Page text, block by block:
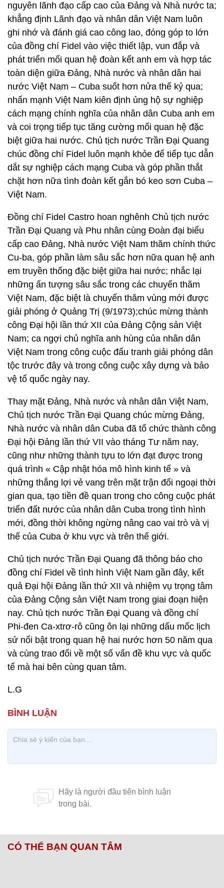
nguyên lãnh đạo cấp cao của Đảng và Nhà nước ta;
khẳng định Lãnh đạo và nhân dân Việt Nam luôn
ghi nhớ và đánh giá cao công lao, đóng góp to lớn
của đồng chí Fidel vào việc thiết lập, vun đắp và
phát triển mối quan hệ đoàn kết anh em và hợp tác
toàn diện giữa Đảng, Nhà nước và nhân dân hai
nước Việt Nam – Cuba suốt hơn nửa thế kỷ qua;
nhấn mạnh Việt Nam kiên định ủng hộ sự nghiệp
cách mạng chính nghĩa của nhân dân Cuba anh em
và coi trọng tiếp tục tăng cường mối quan hệ đặc
biệt giữa hai nước. Chủ tịch nước Trần Đại Quang
chúc đồng chí Fidel luôn mạnh khỏe để tiếp tục dẫn
dắt sự nghiệp cách mạng Cuba và góp phần thắt
chặt hơn nữa tình đoàn kết gắn bó keo sơn Cuba –
Việt Nam.
Đồng chí Fidel Castro hoan nghênh Chủ tịch nước
Trần Đại Quang và Phu nhân cùng Đoàn đại biểu
cấp cao Đảng, Nhà nước Việt Nam thăm chính thức
Cu-ba, góp phần làm sâu sắc hơn nữa quan hệ anh
em truyền thống đặc biệt giữa hai nước; nhắc lại
những ấn tượng sâu sắc trong các chuyến thăm
Việt Nam, đặc biệt là chuyến thăm vùng mới được
giải phóng ở Quảng Trị (9/1973);chúc mừng thành
công Đại hội lần thứ XII của Đảng Cộng sản Việt
Nam; ca ngợi chủ nghĩa anh hùng của nhân dân
Việt Nam trong công cuộc đấu tranh giải phóng dân
tộc trước đây và trong công cuộc xây dựng và bảo
vệ tổ quốc ngày nay.
Thay mặt Đảng, Nhà nước và nhân dân Việt Nam,
Chủ tịch nước Trần Đại Quang chúc mừng Đảng,
Nhà nước và nhân dân Cuba đã tổ chức thành công
Đại hội Đảng lần thứ VII vào tháng Tư năm nay,
cũng như những thành tựu to lớn đạt được trong
quá trình « Cập nhật hóa mô hình kinh tế » và
những thắng lợi vẻ vang trên mặt trận đối ngoại thời
gian qua, tạo tiền đề quan trong cho công cuộc phát
triển đất nước của nhân dân Cuba trong tình hình
mới, đồng thời không ngừng nâng cao vai trò và vị
thế của Cuba ở khu vực và trên thế giới.
Chủ tịch nước Trần Đại Quang đã thông báo cho
đồng chí Fidel về tình hình Việt Nam gần đây, kết
quả Đại hội Đảng lần thứ XII và nhiệm vụ trọng tâm
của Đảng Cộng sản Việt Nam trong giai đoạn hiện
nay. Chủ tịch nước Trần Đại Quang và đồng chí
Phi-đen Ca-xtrơ-rô cũng ôn lại những dấu mốc lịch
sử nổi bật trong quan hệ hai nước hơn 50 năm qua
và cùng trao đổi về một số vấn đề khu vực và quốc
tế mà hai bên cùng quan tâm.
L.G
CÓ THỂ BẠN QUAN TÂM